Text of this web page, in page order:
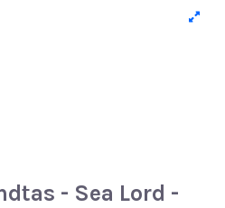
- Sea Lord -